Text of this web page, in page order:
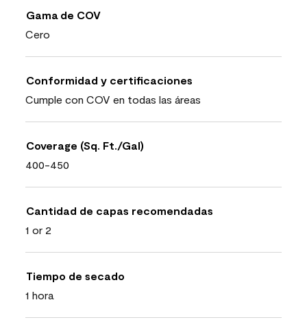
Gama de COV
Cero
Conformidad y certificaciones
Cumple con COV en todas las áreas
Coverage (Sq. Ft./Gal)
400-450
Cantidad de capas recomendadas
1 or 2
Tiempo de secado
1 hora